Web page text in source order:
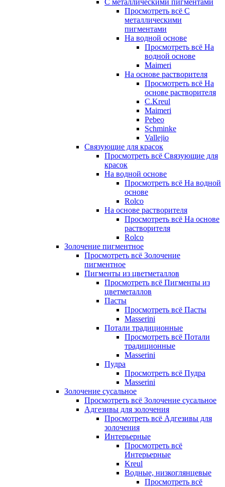
С металлическими пигментами
Просмотреть всё С
металлическими
пигментами
На водной основе
Просмотреть всё На
водной основе
Maimeri
На основе растворителя
Просмотреть всё На
основе растворителя
C.Kreul
Maimeri
Pebeo
Schminke
Vallejio
Связующие для красок
Просмотреть всё Связующие для
красок
На водной основе
Просмотреть всё На водной
основе
Rolco
На основе растворителя
Просмотреть всё На основе
растворителя
Rolco
Золочение пигментное
Просмотреть всё Золочение
пигментное
Пигменты из цветметаллов
Просмотреть всё Пигменты из
цветметаллов
Пасты
Просмотреть всё Пасты
Masserini
Потали традиционные
Просмотреть всё Потали
традиционные
Masserini
Пудра
Просмотреть всё Пудра
Masserini
Золочение сусальное
Просмотреть всё Золочение сусальное
Адгезивы для золочения
Просмотреть всё Адгезивы для
золочения
Интерьерные
Просмотреть всё
Интерьерные
Kreul
Водные, низкоглянцевые
Просмотреть всё